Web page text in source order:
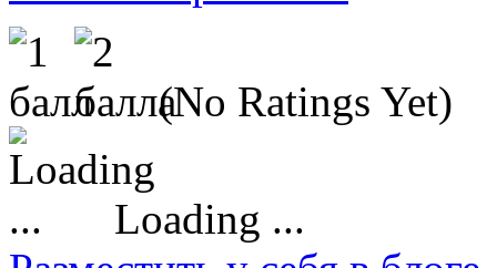
(No Ratings Yet)
Loading ...